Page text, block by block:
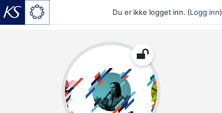
Du er ikke logget inn. (Logg inn)